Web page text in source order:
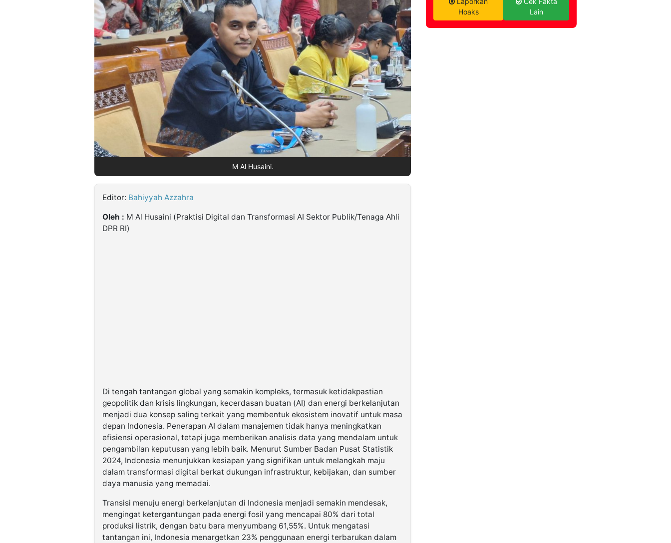
M Al Husaini.
Editor: Bahiyyah Azzahra
Oleh : M Al Husaini (Praktisi Digital dan Transformasi AI Sektor Publik/Tenaga Ahli
DPR RI)
Di tengah tantangan global yang semakin kompleks, termasuk ketidakpastian
geopolitik dan krisis lingkungan, kecerdasan buatan (AI) dan energi berkelanjutan
menjadi dua konsep saling terkait yang membentuk ekosistem inovatif untuk masa
depan Indonesia. Penerapan AI dalam manajemen tidak hanya meningkatkan
efisiensi operasional, tetapi juga memberikan analisis data yang mendalam untuk
pengambilan keputusan yang lebih baik. Menurut Sumber Badan Pusat Statistik
2024, Indonesia menunjukkan kesiapan yang signifikan untuk melangkah maju
dalam transformasi digital berkat dukungan infrastruktur, kebijakan, dan sumber
daya manusia yang memadai.
Transisi menuju energi berkelanjutan di Indonesia menjadi semakin mendesak,
mengingat ketergantungan pada energi fosil yang mencapai 80% dari total
produksi listrik, dengan batu bara menyumbang 61,55%. Untuk mengatasi
tantangan ini, Indonesia menargetkan 23% penggunaan energi terbarukan dalam
Hoaks
Lain